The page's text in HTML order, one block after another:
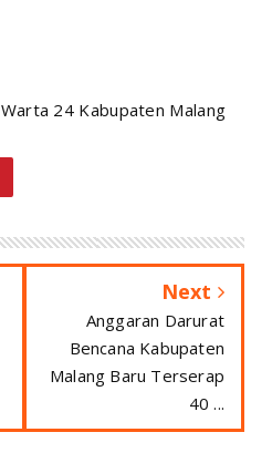
Warta 24 Kabupaten Malang
Next
Anggaran Darurat
Bencana Kabupaten
Malang Baru Terserap
40 ...